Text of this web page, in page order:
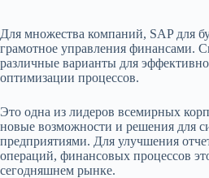
Для множества компаний, SAP для
грамотное управления финансами.
различные варианты для
оптимизации процессов.
Это одна из лидеров всемирных
новые возможности и решения для
предприятиями. Для улучшения
операций, финансовых процессов
сегодняшнем рынке.